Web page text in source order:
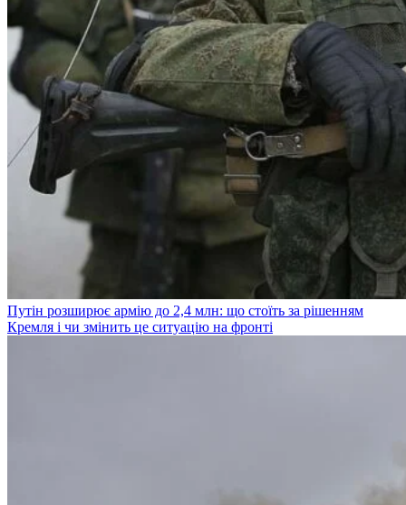
Путін розширює армію до 2,4 млн: що стоїть за рішенням
Кремля і чи змінить це ситуацію на фронті